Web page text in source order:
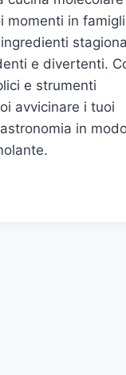
momenti in
e divertenti.
e strumenti
avvicinare i tuoi
in